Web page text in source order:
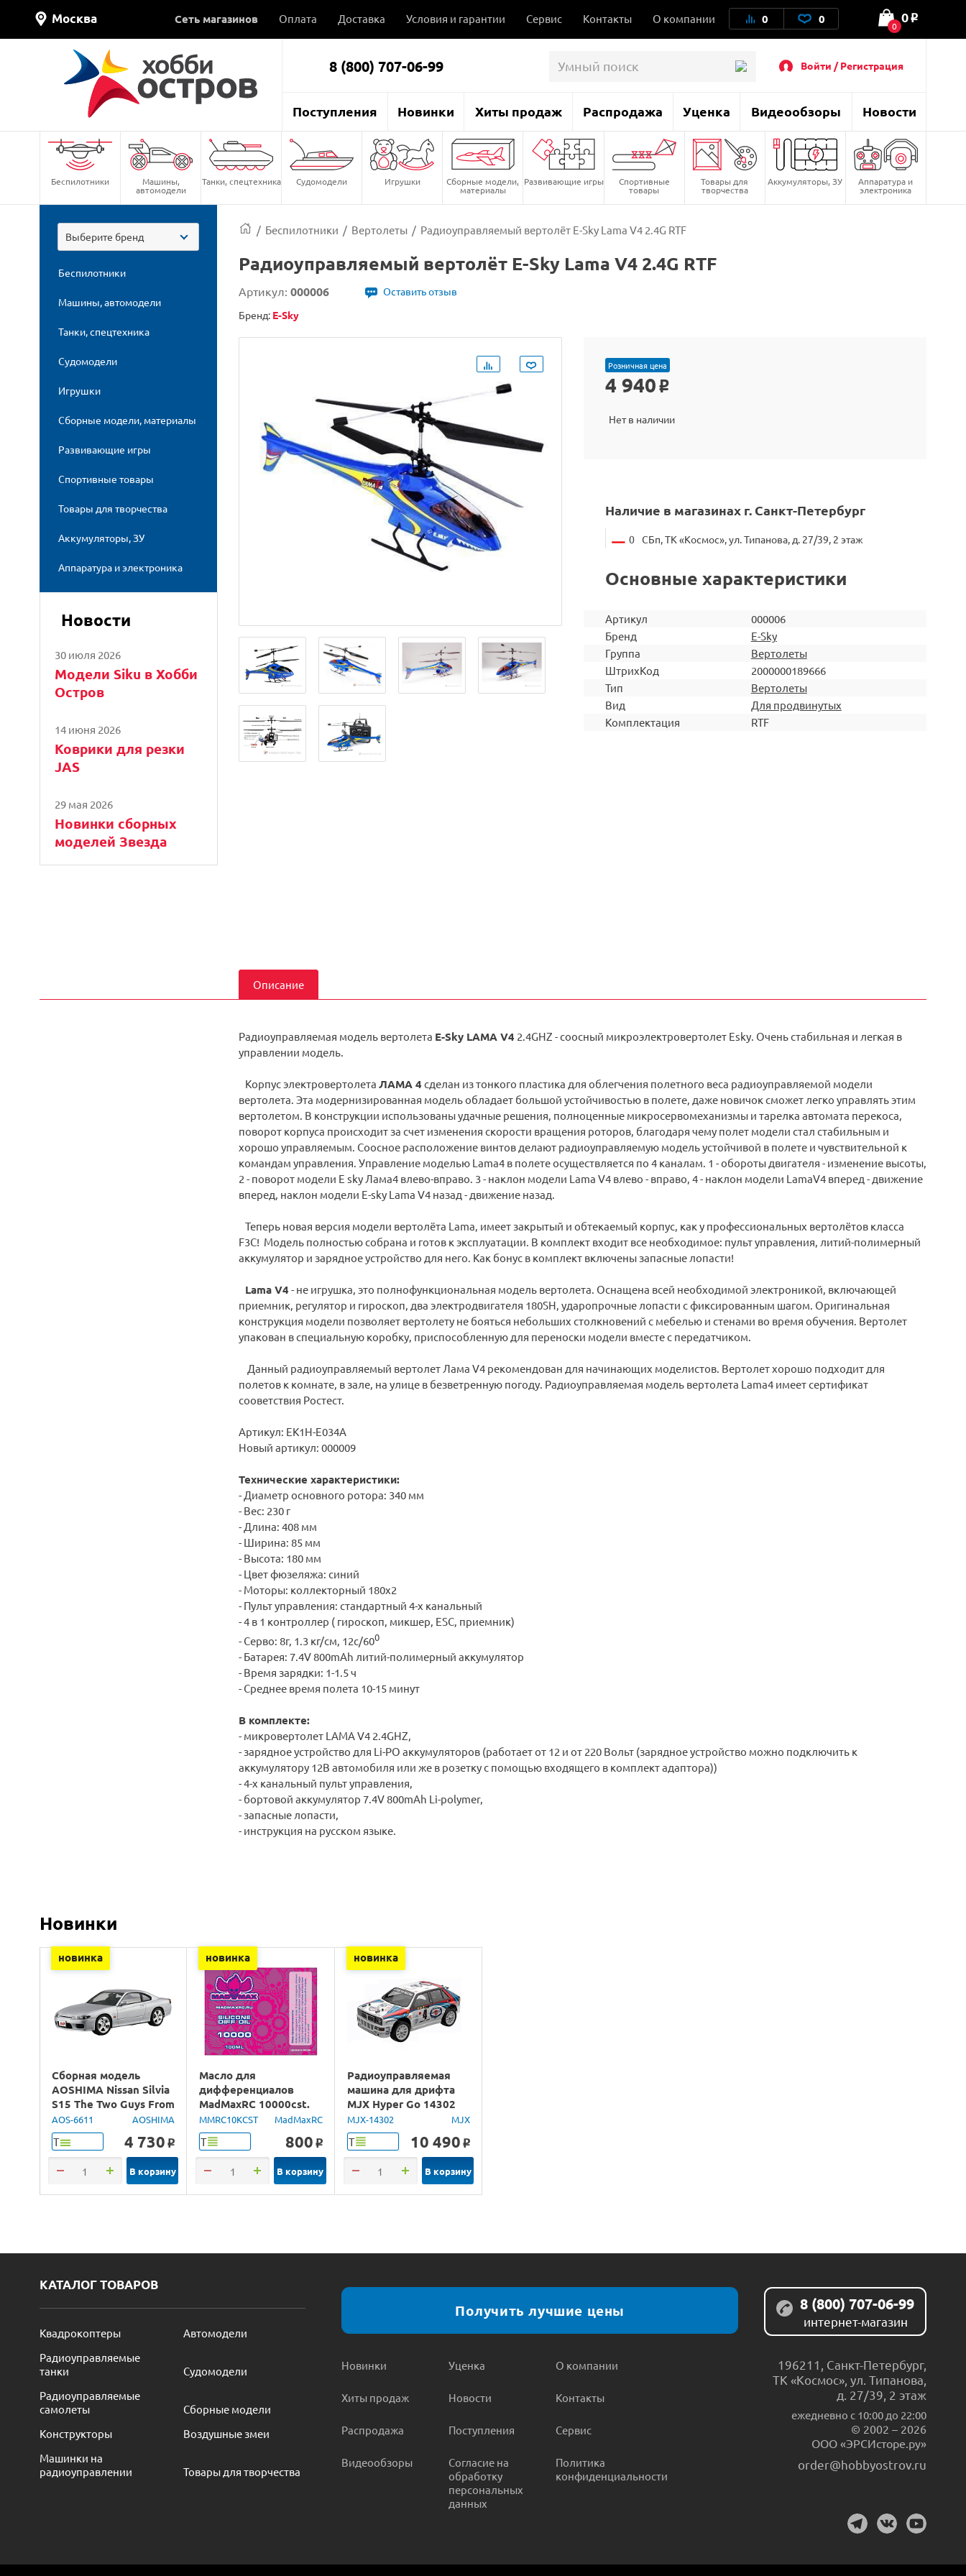
Москва Сеть магазинов Оплата Доставка Условия и гарантии Сервис Контакты О компании 0 0 0
0 o
8 (800) 707-06-99 Войти / Регистрация
Поступления Новинки Хиты продаж Распродажа Уценка Видеообзоры Новости
Беспилотники Машины,
автомодели
Танки, спецтехника Судомодели Игрушки Сборные модели,
материалы
Развивающие игры Спортивные
товары
Товары для
творчества
Аккумуляторы, ЗУ Аппаратура и
электроника
Выберите бренд
Беспилотники
Машины, автомодели
Танки, спецтехника
Судомодели
Игрушки
Сборные модели, материалы
Развивающие игры
Спортивные товары
Товары для творчества
Аккумуляторы, ЗУ
Аппаратура и электроника
Новости
30 июля 2026
Модели Siku в Хобби
Остров
14 июня 2026
Коврики для резки
JAS
29 мая 2026
Новинки сборных
моделей Звезда
/ Беспилотники / Вертолеты / Радиоуправляемый вертолёт E-Sky Lama V4 2.4G RTF
Радиоуправляемый вертолёт E-Sky Lama V4 2.4G RTF
Артикул: 000006
Оставить отзыв
Бренд: E-Sky
Розничная цена
4 940 o
Нет в наличии
Наличие в магазинах г. Санкт-Петербург
0 СБп, ТК «Космос», ул. Типанова, д. 27/39, 2 этаж
Основные характеристики
Артикул
000006
Бренд
E-Sky
Группа
Вертолеты
ШтрихКод
2000000189666
Тип
Вертолеты
Вид
Для продвинутых
Комплектация
RTF
Описание
Радиоуправляемая модель вертолета E-Sky LAMA V4 2.4GHZ - соосный микроэлектровертолет Esky. Очень стабильная и легкая в
управлении модель.
Корпус электровертолета ЛАМА 4 сделан из тонкого пластика для облегчения полетного веса радиоуправляемой модели
вертолета. Эта модернизированная модель обладает большой устойчивостью в полете, даже новичок сможет легко управлять этим
вертолетом. В конструкции использованы удачные решения, полноценные микросервомеханизмы и тарелка автомата перекоса,
поворот корпуса происходит за счет изменения скорости вращения роторов, благодаря чему полет модели стал стабильным и
хорошо управляемым. Соосное расположение винтов делают радиоуправляемую модель устойчивой в полете и чувствительной к
командам управления. Управление моделью Lama4 в полете осуществляется по 4 каналам. 1 - обороты двигателя - изменение высоты,
2 - поворот модели E sky Лама4 влево-вправо. 3 - наклон модели Lama V4 влево - вправо, 4 - наклон модели LamaV4 вперед - движение
вперед, наклон модели E-sky Lama V4 назад - движение назад.
Теперь новая версия модели вертолёта Lama, имеет закрытый и обтекаемый корпус, как у профессиональных вертолётов класса
F3C! Модель полностью собрана и готов к эксплуатации. В комплект входит все необходимое: пульт управления, литий-полимерный
аккумулятор и зарядное устройство для него. Как бонус в комплект включены запасные лопасти!
Lama V4 - не игрушка, это полнофункциональная модель вертолета. Оснащена всей необходимой электроникой, включающей
приемник, регулятор и гироскоп, два электродвигателя 180SH, ударопрочные лопасти с фиксированным шагом. Оригинальная
конструкция модели позволяет вертолету не бояться небольших столкновений с мебелью и стенами во время обучения. Вертолет
упакован в специальную коробку, приспособленную для переноски модели вместе с передатчиком.
Данный радиоуправляемый вертолет Лама V4 рекомендован для начинающих моделистов. Вертолет хорошо подходит для
полетов к комнате, в зале, на улице в безветренную погоду. Радиоуправляемая модель вертолета Lama4 имеет сертификат
сооветствия Ростест.
Артикул: EK1H-E034A
Новый артикул: 000009
Технические характеристики:
- Диаметр основного ротора: 340 мм
- Вес: 230 г
- Длина: 408 мм
- Ширина: 85 мм
- Высота: 180 мм
- Цвет фюзеляжа: синий
- Моторы: коллекторный 180x2
- Пульт управления: стандартный 4-х канальный
- 4 в 1 контроллер ( гироскоп, микшер, ESC, приемник)
- Серво: 8г, 1.3 кг/см, 12с/600
- Батарея: 7.4V 800mAh литий-полимерный аккумулятор
- Время зарядки: 1-1.5 ч
- Среднее время полета 10-15 минут
В комплекте:
- микровертолет LAMA V4 2.4GHZ,
- зарядное устройство для Li-PO аккумуляторов (работает от 12 и от 220 Вольт (зарядное устройство можно подключить к
аккумулятору 12В автомобиля или же в розетку с помощью входящего в комплект адаптора))
- 4-х канальный пульт управления,
- бортовой аккумулятор 7.4V 800mAh Li-polymer,
- запасные лопасти,
- инструкция на русском языке.
Новинки
новинка
Сборная модель
AOSHIMA Nissan Silvia
S15 The Two Guys From
Tokyo, 1/24
AOS-6611 AOSHIMA
Т 4 730 o
В корзину
новинка
Масло для
дифференциалов
MadMaxRC 10000cst.
100ml.
MMRC10KCST MadMaxRC
Т 800 o
В корзину
новинка
Радиоуправляемая
машина для дрифта
MJX Hyper Go 14302
Lancia Delta Brushless
4WD 2.4G LED 1/14
RTR
MJX-14302 MJX
Т 10 490 o
В корзину
КАТАЛОГ ТОВАРОВ
Квадрокоптеры
Автомодели
Радиоуправляемые
танки
Судомодели
Радиоуправляемые
самолеты
Сборные модели
Конструкторы
Воздушные змеи
Машинки на
радиоуправлении
Товары для творчества
Получить лучшие цены
Новинки
Хиты продаж
Распродажа
Видеообзоры
Уценка
Новости
Поступления
Согласие на
обработку
персональных
данных
О компании
Контакты
Сервис
Политика
конфиденциальности
8 (800) 707-06-99
интернет-магазин
196211 Санкт-Петербург,
ТК «Космос», ул. Типанова,
д. 27/39, 2 этаж
ежедневно c 10:00 до 22:00
© 2002 – 2026
ООО «ЭРСИсторе.ру»
order@hobbyostrov.ru